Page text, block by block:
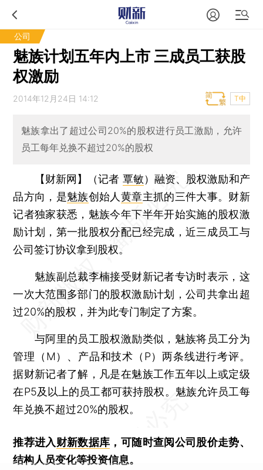
公司
魅族计划五年内上市 三成员工获股
权激励
2014年12月24日 14:12 T中
魅族拿出了超过公司20%的股权进行员工激励，允许
员工每年兑换不超过20%的股权
【财新网】（记者 覃敏） 融资、股权激励和产
品方向，是魅族创始人 黄章主抓的三件大事。财新
记者独家获悉，魅族今年下半年开始实施的股权激
励计划，第一批股权分配已经完成，近三成员工与
公司签订协议拿到股权。
魅族副总裁李楠接受财新记者专访时表示，这
一次大范围多部门的股权激励计划，公司共拿出超
过20%的股权，并为此专门制定了方案。
与阿里的员工股权激励类似，魅族将员工分为
管理（M）、产品和技术（P）两条线进行考评。
据财新记者了解，凡是在魅族工作五年以上或定级
在P5及以上的员工都可获持股权。魅族允许员工每
年兑换不超过20%的股权。
推荐进入财新数据库 ，可随时查阅公司股价走势、
结构人员变化等投资信息。